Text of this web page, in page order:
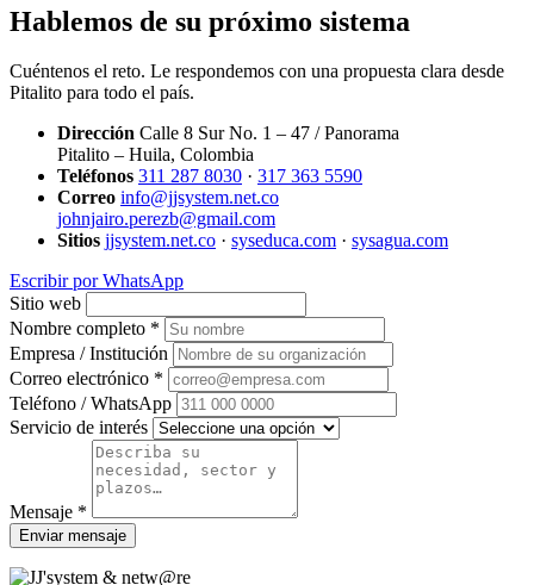
Hablemos de su próximo sistema
Cuéntenos el reto. Le respondemos con una propuesta clara desde
Pitalito para todo el país.
Dirección Calle 8 Sur No. 1 – 47 / Panorama
Pitalito – Huila, Colombia
Teléfonos 311 287 8030 · 317 363 5590
Correo info@jjsystem.net.co
johnjairo.perezb@gmail.com
Sitios jjsystem.net.co · syseduca.com · sysagua.com
Escribir por WhatsApp
Sitio web
Nombre completo *
Empresa / Institución
Correo electrónico *
Teléfono / WhatsApp
Servicio de interés
Mensaje *
Enviar mensaje